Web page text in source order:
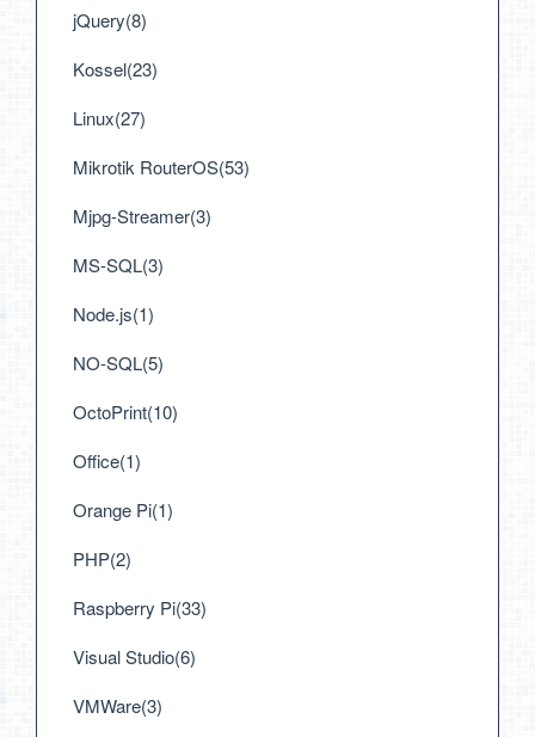
jQuery(8)
Kossel(23)
Linux(27)
Mikrotik RouterOS(53)
Mjpg-Streamer(3)
MS-SQL(3)
Node.js(1)
NO-SQL(5)
OctoPrint(10)
Office(1)
Orange Pi(1)
PHP(2)
Raspberry Pi(33)
Visual Studio(6)
VMWare(3)